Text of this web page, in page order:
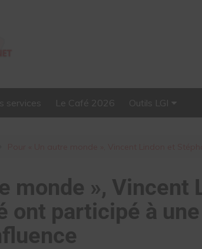
services Le Café 2026 Outils LGI
monde », Vincent
ont participé à une